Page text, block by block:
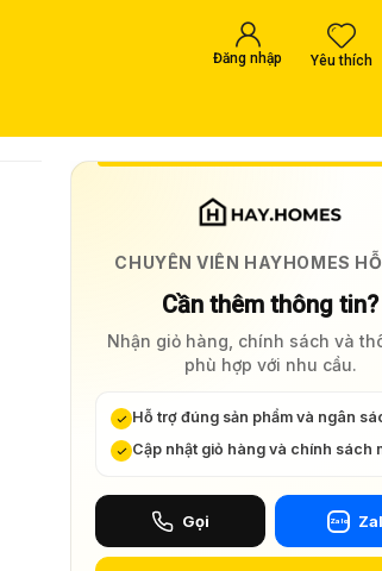
Đăng nhập Yêu thích
CHUYÊN VIÊN HAYHOMES
Cần thêm thông tin?
Nhận giỏ hàng, chính sách và
phù hợp với nhu cầu.
Hỗ trợ đúng sản phẩm và ngân
Cập nhật giỏ hàng và chính sách
Gọi Zalo